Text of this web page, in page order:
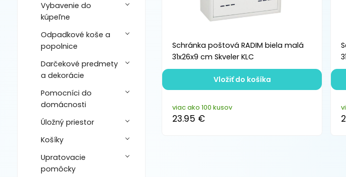
Vybavenie do
kúpeľne
Odpadkové koše a
popolnice
Darčekové predmety
a dekorácie
Pomocníci do
domácnosti
Úložný priestor
Košíky
Upratovacie
pomôcky
Schránka poštová RADIM biela malá
31x26x9 cm Skveler KLC
viac ako 100 kusov
23.95 €
Vložiť do košíka